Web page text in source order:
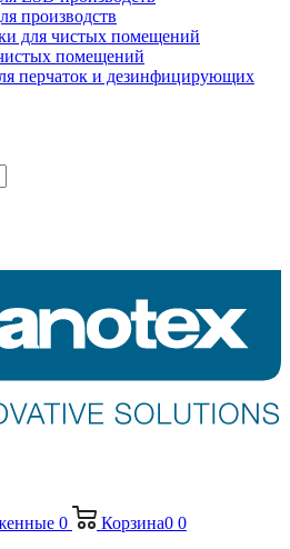
производств
для чистых помещений
помещений
перчаток и дезинфицирующих
0 Корзина0 0